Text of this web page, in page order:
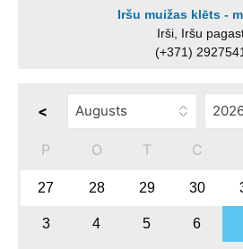
Iršu muižas klēts -
Irši, Iršu
(+371)
<
P O T C
27 28 29 30
3 4 5 6